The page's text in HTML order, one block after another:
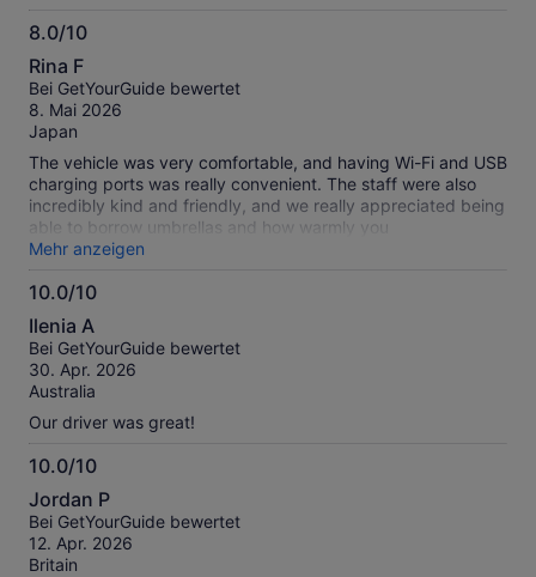
instead. Strong action against Timmy is required.
8.0/10
8.0
von
10
Rina F
Bei GetYourGuide bewertet
8. Mai 2026
Japan
The vehicle was very comfortable, and having Wi-Fi and USB
charging ports was really convenient. The staff were also
incredibly kind and friendly, and we really appreciated being
able to borrow umbrellas and how warmly you
accommodated our children. It was such a fun and enjoyable
trip! The commentary and guidance during the journey were
also great — thanks to the Wi-Fi and charging ports, I was
love to use your service again when we visit New Zealand in
the future! Thank you very much ☺️
Mehr anzeigen
10.0/10
10.0
von
10
Ilenia A
Bei GetYourGuide bewertet
30. Apr. 2026
Australia
Our driver was great!
10.0/10
10.0
von
10
Jordan P
Bei GetYourGuide bewertet
12. Apr. 2026
Britain